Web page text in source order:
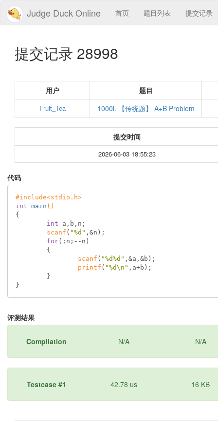
Judge Duck Online 首页 题目列表 提交记录
提交记录 28998
用户 题目
Fruit_Tea 1000i. 【传统题】 A+B Problem
提交时间
2026-06-03 18:55:23
代码
#include<stdio.h>
int main ()
{
int a,b,n;
scanf ( "%d" ,&n);
for(;n;--n)
scanf ( "%d%d" ,&a,&b);
printf ( "%d\n" ,a+b);
}
评测结果
Compilation N/A N/A
Testcase #1 42.78 us 16 KB